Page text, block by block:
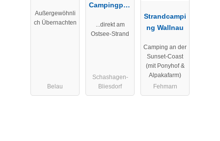
Mühle
Außergewöhnli
ch Übernachten
Belau
Campingplat
Kagelbusch
...direkt am
Ostsee-Strand
Schashagen-
Bliesdorf
Strandcampi
ng Wallnau
Camping an der
Sunset-Coast
(mit Ponyhof &
Alpakafarm)
Fehmarn